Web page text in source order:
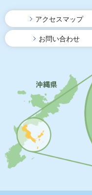
アクセスマップ
お問い合わせ